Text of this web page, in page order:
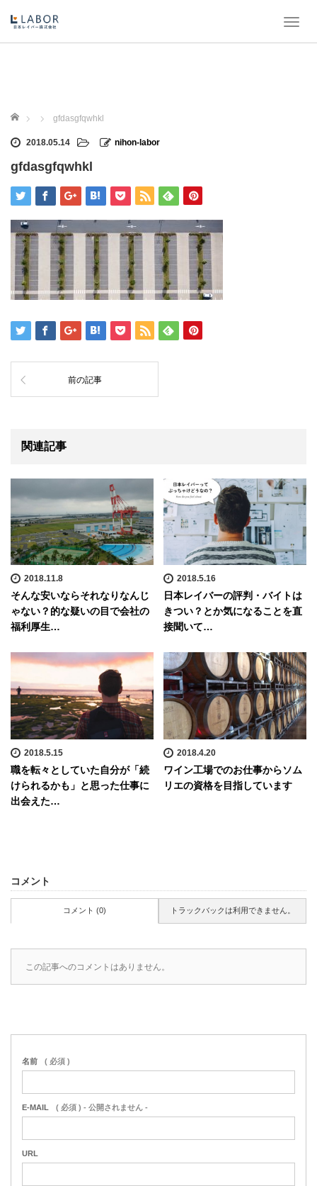
T
ホーム gfdasgfqwhkl
2018.05.14 nihon-labor
gfdasgfqwhkl
前の記事
関連記事
2018.11.8
そんな安いならそれなりなんじ
ゃない？的な疑いの目で会社の
福利厚生…
2018.5.16
日本レイバーの評判・バイトは
きつい？とか気になることを直
接聞いて…
2018.5.15
職を転々としていた自分が「続
けられるかも」と思った仕事に
出会えた…
2018.4.20
ワイン工場でのお仕事からソム
リエの資格を目指しています
コメント
コメント (0) トラックバックは利用できません。
この記事へのコメントはありません。
名前 ( 必須 )
E-MAIL ( 必須 ) - 公開されません -
URL